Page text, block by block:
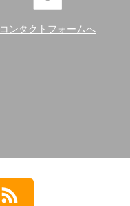
コンタクトフォームへ